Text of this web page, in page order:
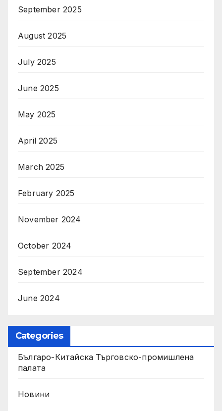
September 2025
August 2025
July 2025
June 2025
May 2025
April 2025
March 2025
February 2025
November 2024
October 2024
September 2024
June 2024
Categories
Българо-Китайска Търговско-промишлена
палaта
Новини